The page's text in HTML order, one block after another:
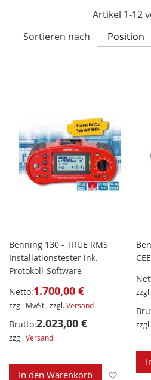
Artikel 1-12
Sortieren nach
Benning 130 - TRUE RMS
Installationstester ink.
Protokoll-Software
Netto:1.700,00 €
zzgl. MwSt., zzgl.Versand
Brutto:2.023,00 €
zzgl.Versand
In den Warenkorb Zur